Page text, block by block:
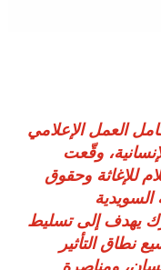
العمل الإعلامي
وقّعت
للإغاثة وحقوق
السويدية
يهدف إلى تسليط
نطاق التأثير
ومناصرة